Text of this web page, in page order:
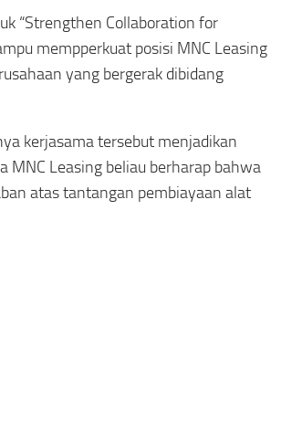
“Strengthen Collaboration for
mempperkuat posisi MNC Leasing
yang bergerak dibidang
kerjasama tersebut menjadikan
MNC Leasing beliau berharap bahwa
atas tantangan pembiayaan alat